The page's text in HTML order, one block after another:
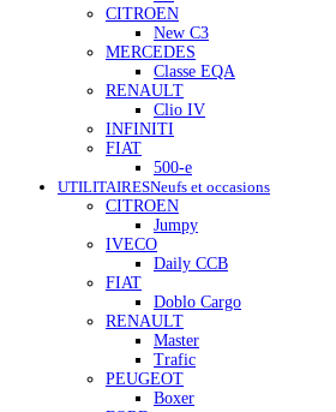
CITROEN
New C3
MERCEDES
Classe EQA
RENAULT
Clio IV
INFINITI
FIAT
500-e
UTILITAIRESNeufs et occasions
CITROEN
Jumpy
IVECO
Daily CCB
FIAT
Doblo Cargo
RENAULT
Master
Trafic
PEUGEOT
Boxer